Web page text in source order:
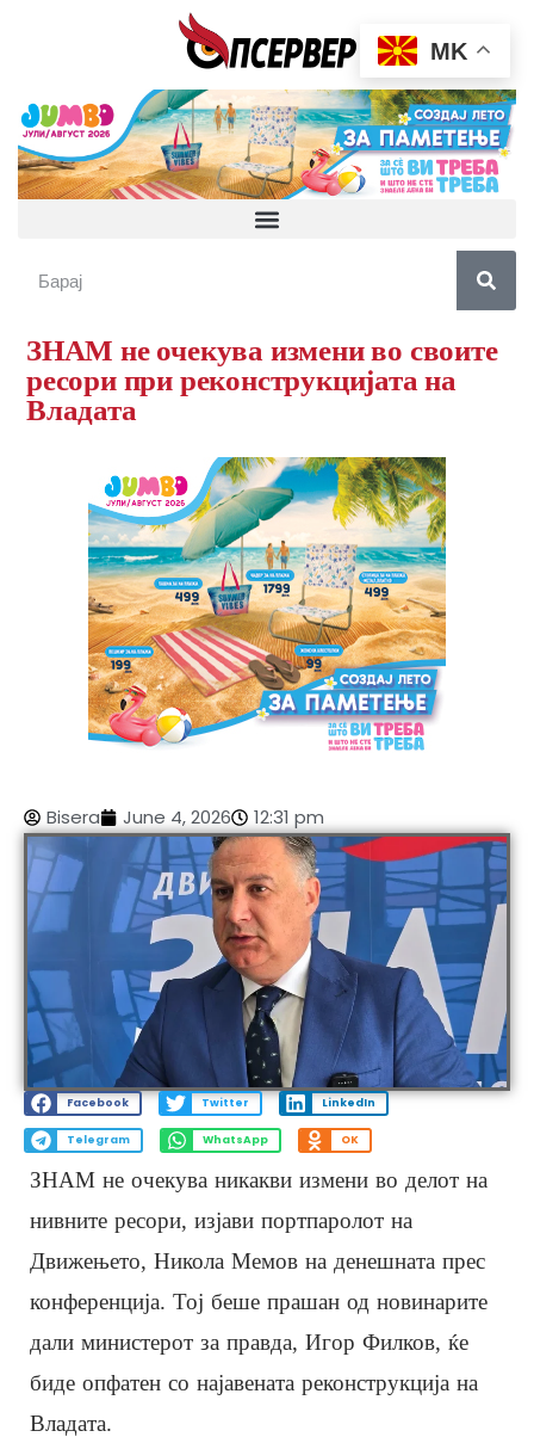
ЗНАМ не очекува измени во своите
ресори при реконструкцијата на
Владата
Bisera June 4, 2026 12:31 pm
Facebook Twitter LinkedIn
Telegram WhatsApp OK
ЗНАМ не очекува никакви измени во делот на
нивните ресори, изјави портпаролот на
Движењето, Никола Мемов на денешната прес
конференција. Тој беше прашан од новинарите
дали министерот за правда, Игор Филков, ќе
биде опфатен со најавената реконструкција на
Владата.
MK